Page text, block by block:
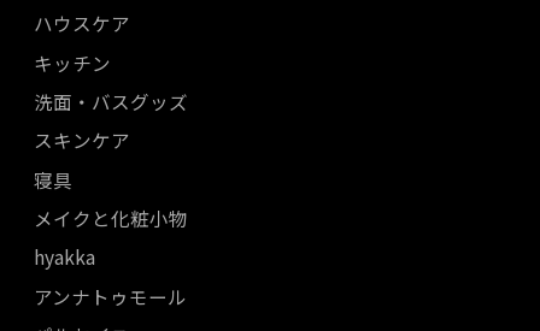
ハウスケア
キッチン
洗面・バスグッズ
スキンケア
寝具
メイクと化粧小物
hyakka
アンナトゥモール